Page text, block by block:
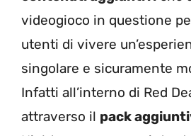
videogioco in questione
utenti di vivere
singolare e sicuramente
Infatti all’interno di Red
attraverso il pack